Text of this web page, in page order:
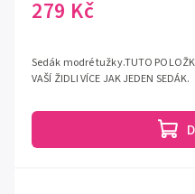
279 Kč
Sedák modré tužky.TUTO
VAŠÍ ŽIDLI VÍCE JAK JEDEN SEDÁK.